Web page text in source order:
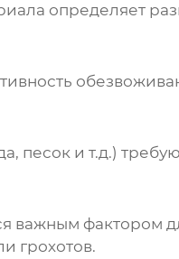
определяет
песок и т.д.)
важным фактором
грохотов.